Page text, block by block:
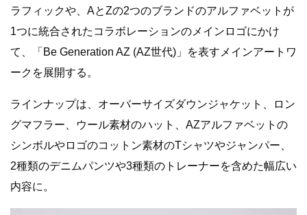
ラフィックや、AとZの2つのブランドのアルファベットが
1つに統合されたコラボレーションのメインロゴにかけ
て、「Be Generation AZ (AZ世代)」を表すメインアートワ
ークを展開する。
ラインナップは、オーバーサイズダウンジャケット、ロン
グマフラー、ウール素材のハット、AZアルファベットの
シンボルやロゴのコットン素材のTシャツやジャンパー、
2種類のデニムパンツや3種類のトレーナーを含めた幅広い
内容に。